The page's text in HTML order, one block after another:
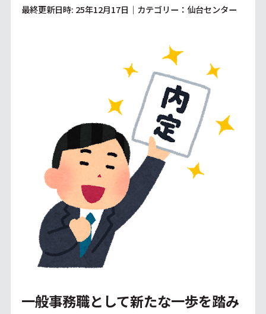
最終更新日時: 25年12月17日｜カテゴリー：仙台センター
一般事務職として新たな一歩を踏み